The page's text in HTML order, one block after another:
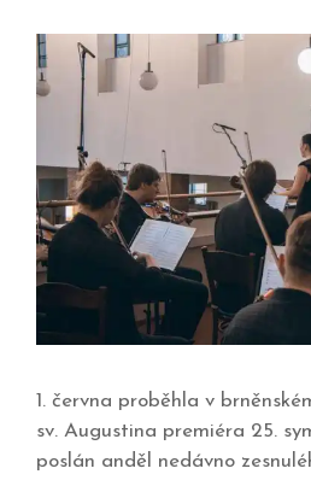
1. června proběhla v
sv. Augustina premiéra 25.
poslán anděl nedávno